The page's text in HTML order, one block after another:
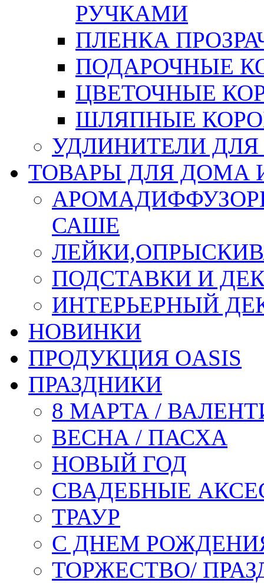
РУЧКАМИ
ПЛЕНКА
ПОДАРОЧНЫЕ
ЦВЕТОЧНЫЕ
ШЛЯПНЫЕ
УДЛИНИТЕЛИ
ТОВАРЫ ДЛЯ ДОМА
САШЕ
ПОДСТАВКИ И
ИНТЕРЬЕРНЫЙ
НОВИНКИ
ПРОДУКЦИЯ OASIS
ПРАЗДНИКИ
8 МАРТА /
ВЕСНА / ПАСХА
НОВЫЙ ГОД
СВАДЕБНЫЕ
ТРАУР
С ДНЕМ
ТОРЖЕСТВО/